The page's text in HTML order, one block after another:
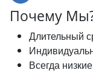
Почему
Длительный
Всегда